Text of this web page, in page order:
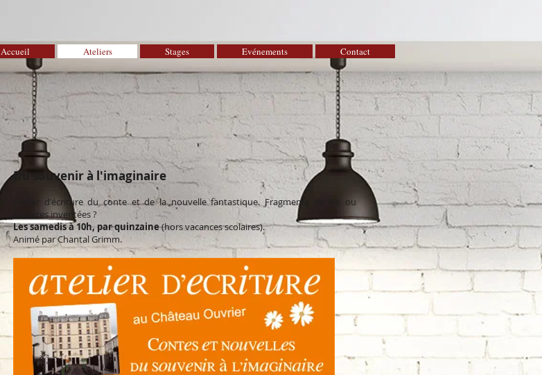
Accueil Ateliers Stages Evénements Contact
Du souvenir à l'imaginaire
Atelier d'écriture du conte et de la nouvelle fantastique. Fragments de vie ou
histoires inventées ?
Les samedis à 10h, par quinzaine(hors vacances scolaires).
Animé par Chantal Grimm.